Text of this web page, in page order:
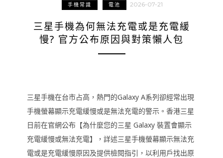
手機常識 電池 2026-07-21
三星手機為何無法充電或是充電緩
慢? 官方公布原因與對策懶人包
三星手機在台市占高，熱門的Galaxy A系列卻經常出現
手機螢幕顯示充電緩慢或是無法充電的警示。香港三星
日前在官網公布【為什麼您的三星 Galaxy 裝置會顯示
充電緩慢或無法充電】，詳述三星手機螢幕顯示無法充
電或是充電緩慢原因及提供檢閱指引，以利用戶找出原